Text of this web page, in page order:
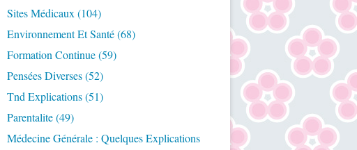
Sites Médicaux (104)
Environnement Et Santé(68)
Formation Continue(59)
Pensées Diverses(52)
Tnd Explications(51)
Parentalite(49)
Médecine Générale : Quelques Explications